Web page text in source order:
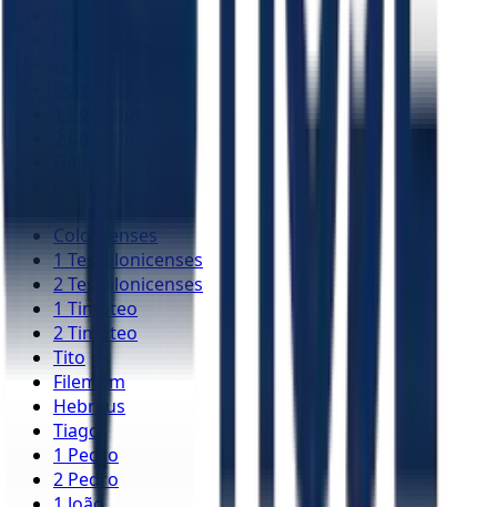
Colossenses
1 Tessalonicenses
2 Tessalonicenses
1 Timóteo
2 Timóteo
Tito
Filemom
Hebreus
Tiago
1 Pedro
2 Pedro